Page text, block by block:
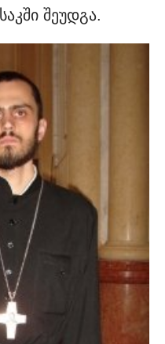
შეუდგა.